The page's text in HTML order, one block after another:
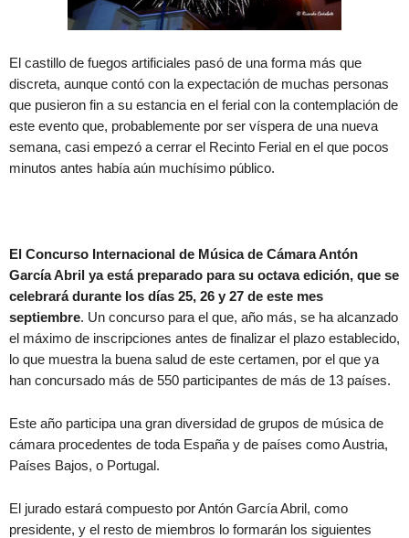
El castillo de fuegos artificiales pasó de una forma más que
discreta, aunque contó con la expectación de muchas personas
que pusieron fin a su estancia en el ferial con la contemplación de
este evento que, probablemente por ser víspera de una nueva
semana, casi empezó a cerrar el Recinto Ferial en el que pocos
minutos antes había aún muchísimo público.
El Concurso Internacional de Música de Cámara Antón
García Abril ya está preparado para su octava edición, que se
celebrará durante los días 25, 26 y 27 de este mes
septiembre. Un concurso para el que, año más, se ha alcanzado
el máximo de inscripciones antes de finalizar el plazo establecido,
lo que muestra la buena salud de este certamen, por el que ya
han concursado más de 550 participantes de más de 13 países.
Este año participa una gran diversidad de grupos de música de
cámara procedentes de toda España y de países como Austria,
Países Bajos, o Portugal.
El jurado estará compuesto por Antón García Abril, como
presidente, y el resto de miembros lo formarán los siguientes